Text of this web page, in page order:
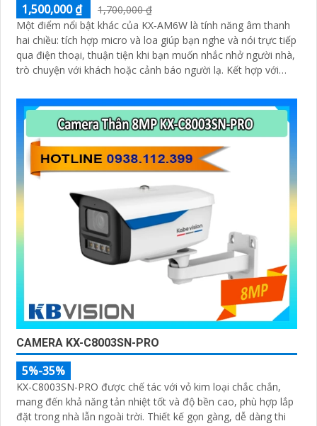
1,500,000 ₫
1,700,000 ₫
Một điểm nổi bật khác của KX‑AM6W là tính năng âm thanh
hai chiều: tích hợp micro và loa giúp bạn nghe và nói trực tiếp
qua điện thoại, thuận tiện khi bạn muốn nhắc nhở người nhà,
trò chuyện với khách hoặc cảnh báo người lạ. Kết hợp với
sự là giải pháp giám sát thông minh, gọn nhẹ mà vô cùng
hiệu quả
CAMERA KX-C8003SN-PRO
5%-35%
KX-C8003SN-PRO được chế tác với vỏ kim loại chắc chắn,
mang đến khả năng tản nhiệt tốt và độ bền cao, phù hợp lắp
đặt trong nhà lẫn ngoài trời. Thiết kế gọn gàng, dễ dàng thi